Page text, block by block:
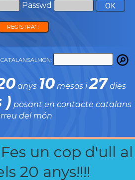
Passwd
REGISTRA'T
anys 10 mesos i27 dies
) posant en contacte catalans
del món
un cop d'ull al
20 anys!!!!